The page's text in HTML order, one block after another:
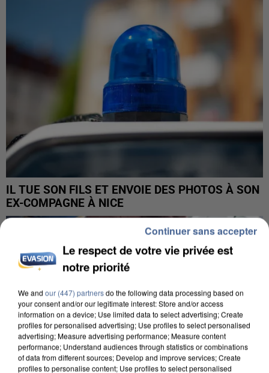
IL TUE SON FILS ET ENVOIE DES PHOTOS À SON
EX-COMPAGNE À NICE
Le respect de votre vie privée est
notre priorité
We and our (447) partnersdo the following data processing based on
your consent and/or our legitimate interest: Store and/or access
information on a device; Use limited data to select advertising; Create
profiles for personalised advertising; Use profiles to select personalised
advertising; Measure advertising performance; Measure content
performance; Understand audiences through statistics or combinations
of data from different sources; Develop and improve services; Create
profiles to personalise content; Use profiles to select personalised
Continuer sans accepter